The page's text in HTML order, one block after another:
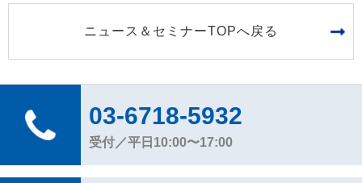
ニュース＆セミナーTOPへ戻る
03-6718-5932
受付／平日10:00〜17:00